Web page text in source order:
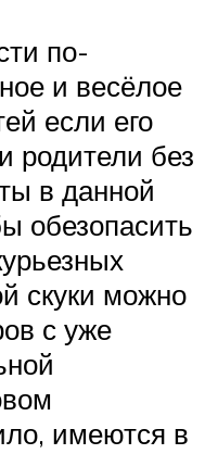
по-
и весёлое
если его
родители без
в данной
обезопасить
скуки можно
с уже
имеются в